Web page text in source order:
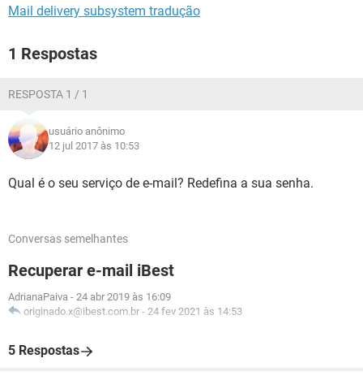
Mail delivery subsystem tradução
1 Respostas
RESPOSTA 1 / 1
usuário anônimo
12 jul 2017 às 10:53
Qual é o seu serviço de e-mail? Redefina a sua senha.
Conversas semelhantes
Recuperar e-mail iBest
AdrianaPaiva - 24 abr 2019 às 16:09
originado.x@ibest.com.br - 24 fev 2021 às 14:53
5 Respostas